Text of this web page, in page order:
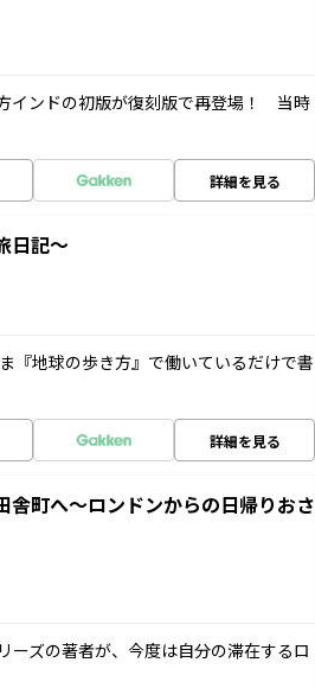
インドの初版が復刻版で再登場！ 当時
詳細を見る
日記～
『地球の歩き方』で働いているだけで書
詳細を見る
町へ～ロンドンからの日帰りおさ
ーズの著者が、今度は自分の滞在するロ